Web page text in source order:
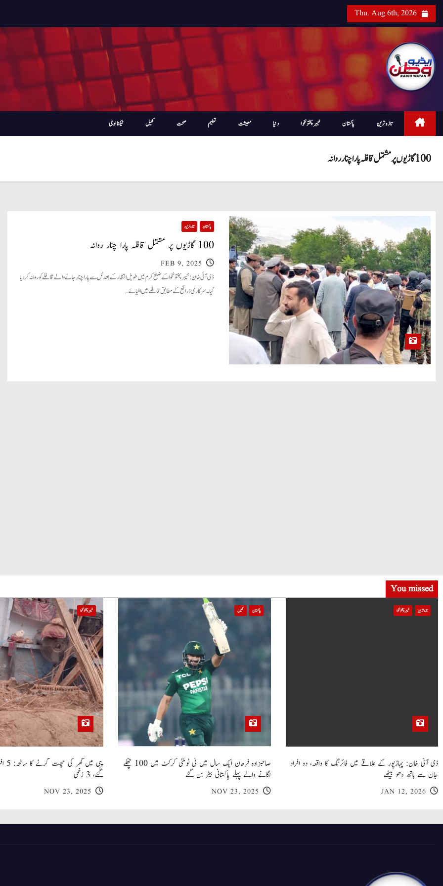
i
Thu. Aug 6th, 2026
تازہ ترین پاکستان خیبرپختونخوا دنیا معیشت تعلیم صحت کھیل ٹیکنالوجی
100 گاڑیوں پر مشتمل قافلہ پارا چنار روانہ
پاکستان تازہ ترین
100 گاڑیوں پر مشتمل قافلہ پارا چنار روانہ
FEB 9, 2025
ڈی آئی خان: خیبرپختونخوا کے ضلع کرم میں طویل انتظار کے بعد ٹل سے پاراچنار جانے والے قافلے کو روانہ کر دیا
گیا۔ سرکاری ذرائع کے مطابق قافلے میں اشیائے…
You missed
تازہ ترین خیبر پختونخوا
ڈی آئی خان: پہاڑپور کے علاقے میں فائرنگ کا واقعہ، دو افراد
جان سے ہاتھ دھو بیٹھے
JAN 12, 2026
پاکستان کھیل
صاحبزادہ فرحان ایک سال میں ٹی ٹوئنٹی کرکٹ میں 100 چھکے
لگانے والے پہلے پاکستانی بیٹر بن گئے
NOV 23, 2025
خیبر پختونخوا
گئے، 3 زخمی
NOV 23, 2025